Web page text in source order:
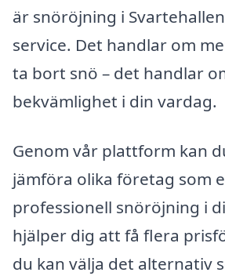
är snöröjning i
service. Det handlar om
ta bort snö – det handlar
bekvämlighet i din vardag.
Genom vår plattform kan
jämföra olika företag som
professionell snöröjning i
hjälper dig att få flera
du kan välja det alternativ